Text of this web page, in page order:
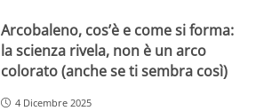
Arcobaleno, cos’è e come si forma:
la scienza rivela, non è un arco
colorato (anche se ti sembra così)
4 Dicembre 2025